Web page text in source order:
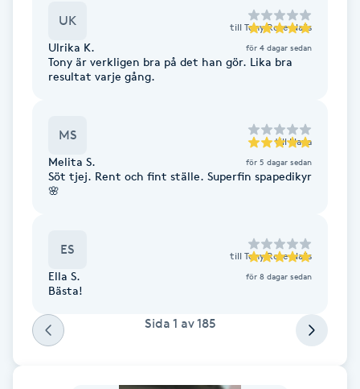
Funktionsanalys
Färgning
Gel naglar
UK till Tony Rose Nails
Ulrika K. för 4 dagar sedan
Tony är verkligen bra på det han gör. Lika bra
resultat varje gång.
MS till Hana
Melita S. för 5 dagar sedan
Söt tjej. Rent och fint ställe. Superfin spapedikyr
🌸
ES till Tony Rose Nails
Ella S. för 8 dagar sedan
Bästa!
Sida 1 av185